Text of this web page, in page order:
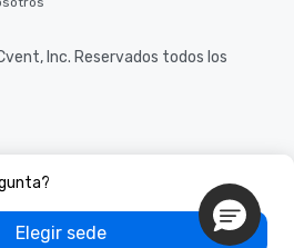
Elegir sede
Inc. Reservados todos los